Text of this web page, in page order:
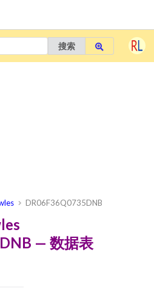
搜索
DR06F36Q0735DNB
— 数据表